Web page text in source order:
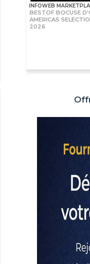
INFOWEB
BESTOF BOCUSE
AMERICAS
2026